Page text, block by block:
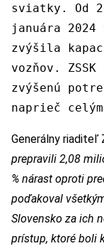
sviatky. Od
januára
zvýšila
vozňov.
zvýšenú
naprieč celým
Generálny riaditeľ
prepravili 2,08
% nárast oproti
poďakoval
Slovensko za ich
prístup, ktoré boli